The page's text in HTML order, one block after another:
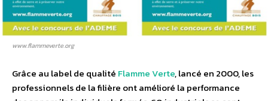
www.flammeverte.org
Grâce au label de qualité Flamme Verte, lancé en 2000, les
professionnels de la filière ont amélioré la performance